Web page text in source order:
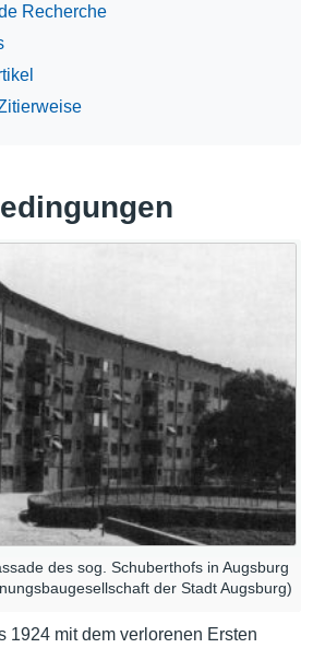
Recherche
des sog. Schuberthofs in Augsburg
der Stadt Augsburg)
1924 mit dem verlorenen Ersten